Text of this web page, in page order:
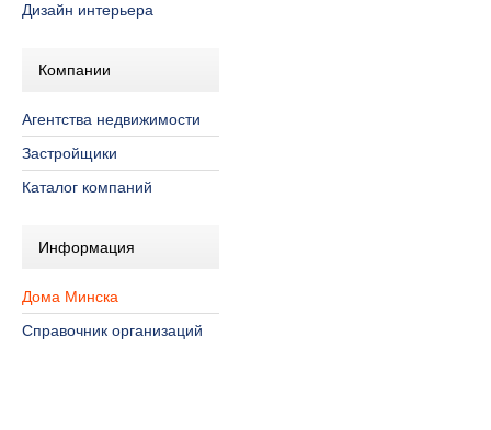
Дизайн интерьера
Компании
Агентства недвижимости
Застройщики
Каталог компаний
Информация
Дома Минска
Справочник организаций